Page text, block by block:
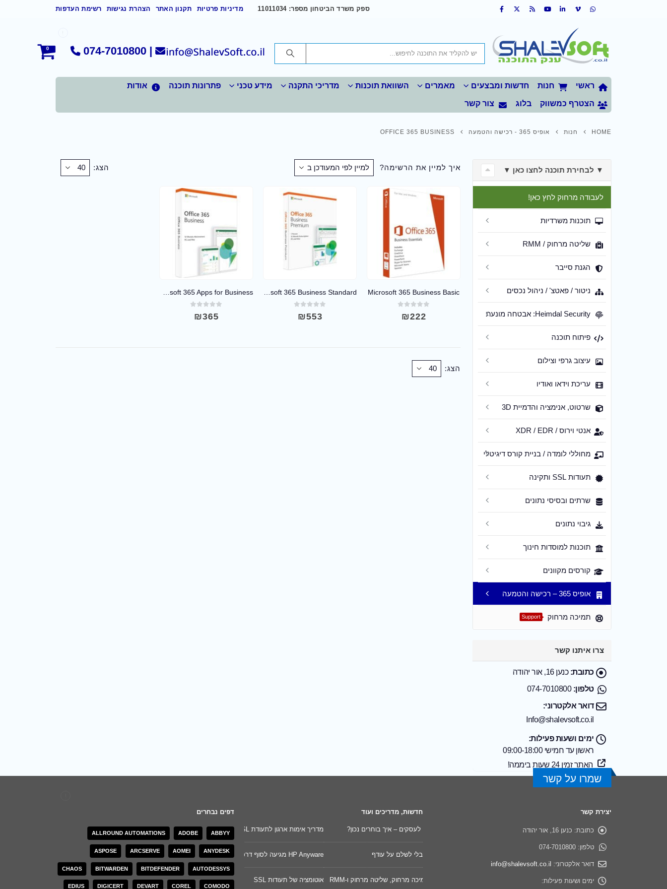
ספק משרד הביטחון מספר: 11011034 מדיניות פרטיות תקנון האתר הצהרת נגישות רשימת העדפות
074-7010800|
0
ראשי חנות חדשות ומבצעים מאמרים השוואת תוכנות מדריכי התקנה מידע טכני פתרונות תוכנה אודות
הצטרף כמשווק בלוג צור קשר
HOME חנות אופיס 365 - רכישה והטמעה OFFICE 365 BUSINESS
איך למיין את הרשימה? הצג:
Microsoft 365 Business Basic
₪222
₪553
₪365
הצג:
▼ לבחירת תוכנה לחצו כאן ▼
לעבודה מרחוק לחץ כאן!
תוכנות משרדיות
שליטה מרחוק / RMM
הגנת סייבר
ניטור / פאטצ' / ניהול נכסים
Heimdal Security: אבטחה מונעת
פיתוח תוכנה
עיצוב גרפי וצילום
עריכת וידאו ואודיו
שרטוט, אנימציה והדמיית 3D
אנטי וירוס / XDR / EDR
מחוללי לומדה / בניית קורס דיגיטלי
תעודות SSL ותקינה
שרתים ובסיסי נתונים
גיבוי נתונים
תוכנות למוסדות חינוך
קורסים מקוונים
אופיס 365 – רכישה והטמעה
תמיכה מרחוק Support
צרו איתנו קשר
כתובת: כנען 16, אור יהודה
טלפון: 074-7010800
דואר אלקטרוני:
Info@shalevsoft.co.il
ימים ושעות פעילות:
ראשון עד חמישי 09:00-18:00
האתר זמין 24 שעות ביממה!
שמרו על קשר
יצירת קשר
כתובת: כנען 16, אור יהודה
טלפון: 074-7010800
דואר אלקטרוני: info@shalevsoft.co.il
ימים ושעות פעילות:
חדשות, מדריכים ועוד
תוכנת שליטה מרחוק מומלצת לעסקים – איך בוחרים נכון?
Splashtop מול המתחרים: תמיכה מרחוק, שליטה מרחוק ו-RMM
מדריך אימות ארגון לתעודת SSL מסוג OV
HP Anyware מגיעה לסוף דרכה. זה הזמן לעבור ל-Splashtop!
אוטומציה של תעודות SSL
לניהול נקודות קצה
השוואת גרסאות Copilot
LanSweeper ועמידה ב-ISO: תקנים חדשים לשנת 2025
דפים נבחרים
ABBYY
ADOBE
ALLROUND AUTOMATIONS
ANYDESK
AOMEI
ARCSERVE
ASPOSE
AUTODESSYS
BITDEFENDER
BITWARDEN
CHAOS
COMODO
COREL
DEVART
DIGICERT
EDIUS